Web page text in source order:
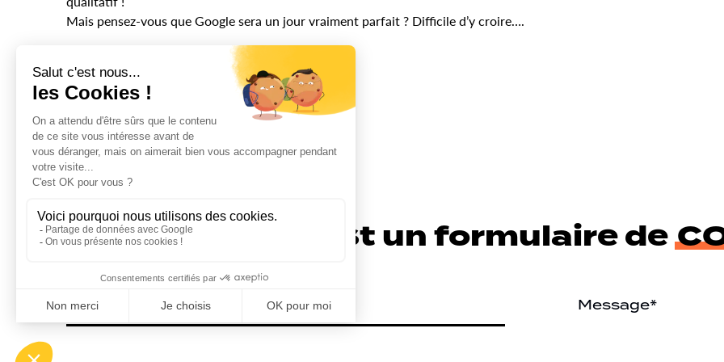
Mais pensez-vous que Google sera un jour vraiment parfait ? Difficile d’y croire….
Youtube | Google Webmaster Help
+Marc Buchlin
est l’auteur de cet article.
[fblike]
Tweeter
[/vc_column_text][/vc_column][/vc_row]
Ceci est un formulaire de